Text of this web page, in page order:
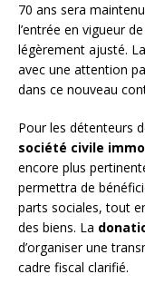
70 ans sera
l’entrée en vigueur
légèrement ajusté. La
avec une attention
dans ce nouveau
Pour les détenteurs
société civile
encore plus
permettra de
parts sociales, tout
des biens. La
d’organiser une
cadre fiscal clarifié.